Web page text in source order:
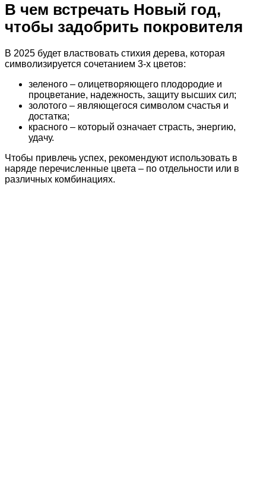
В чем встречать Новый год,
чтобы задобрить покровителя
В 2025 будет властвовать стихия дерева, которая
символизируется сочетанием 3-х цветов:
зеленого – олицетворяющего плодородие и
процветание, надежность, защиту высших сил;
золотого – являющегося символом счастья и
достатка;
красного – который означает страсть, энергию,
удачу.
Чтобы привлечь успех, рекомендуют использовать в
наряде перечисленные цвета – по отдельности или в
различных комбинациях.